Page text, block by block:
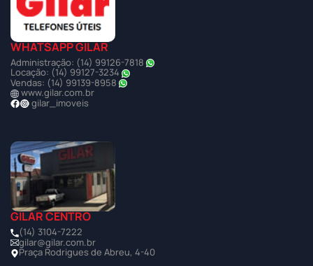
WHATSAPP GILAR
Administração: (14) 99126-7818
Locação: (14) 99127-3234
Vendas: (14) 99139-8958
www.gilar.com.br
gilar_imoveis
GILAR CENTRO
(14) 3104-7222
gilar@gilar.com.br
Praça Rodrigues de Abreu, 4-40